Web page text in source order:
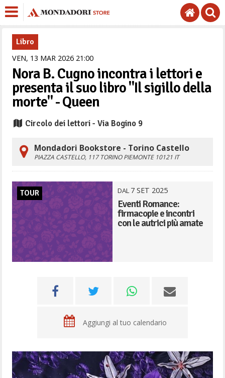
Libro
VEN, 13 MAR 2026 2100
Nora B. Cugno incontra i lettori e
presenta il suo libro "Il sigillo della
morte" - Queen
Circolo dei lettori - Via Bogino 9
Mondadori Bookstore - Torino Castello
PIAZZA CASTELLO, 117TORINO PIEMONTE 10121 IT
TOUR DAL7 SET 2025
Eventi Romance:
firmacopie e incontri
con le autrici più amate
Aggiungi al tuo calendario